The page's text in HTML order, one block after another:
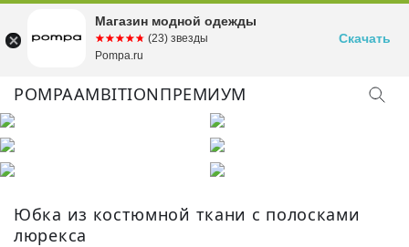
POMPAAMBITIONПРЕМИУМ
Юбка из костюмной ткани с полосками
люрекса
Магазин модной одежды
☆☆☆☆☆
★★★★★ (23) звезды
Pompa.ru
Скачать